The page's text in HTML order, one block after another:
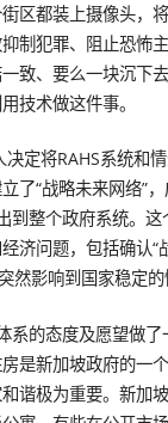
区都装上摄像头，
制犯罪、阻止恐怖
致、要么一块沉下
技术做这件事。
定将RAHS系统和
了“战略未来网络”
到整个政府系统。这
济问题，包括确认“
然影响到国家稳定的
系的态度及愿望做
是新加坡政府的一
谐极为重要。新加